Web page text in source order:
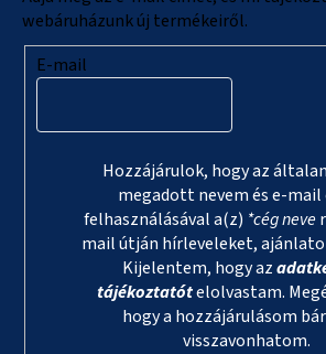
webáruházunk új termékeiről.
E-mail
Hozzájárulok, hogy az
megadott nevem és e-mail
felhasználásával a(z) *cég neve
mail útján hírleveleket,
Kijelentem, hogy az
tájékoztatótelolvastam.
hogy a hozzájárulásom
visszavonhatom.